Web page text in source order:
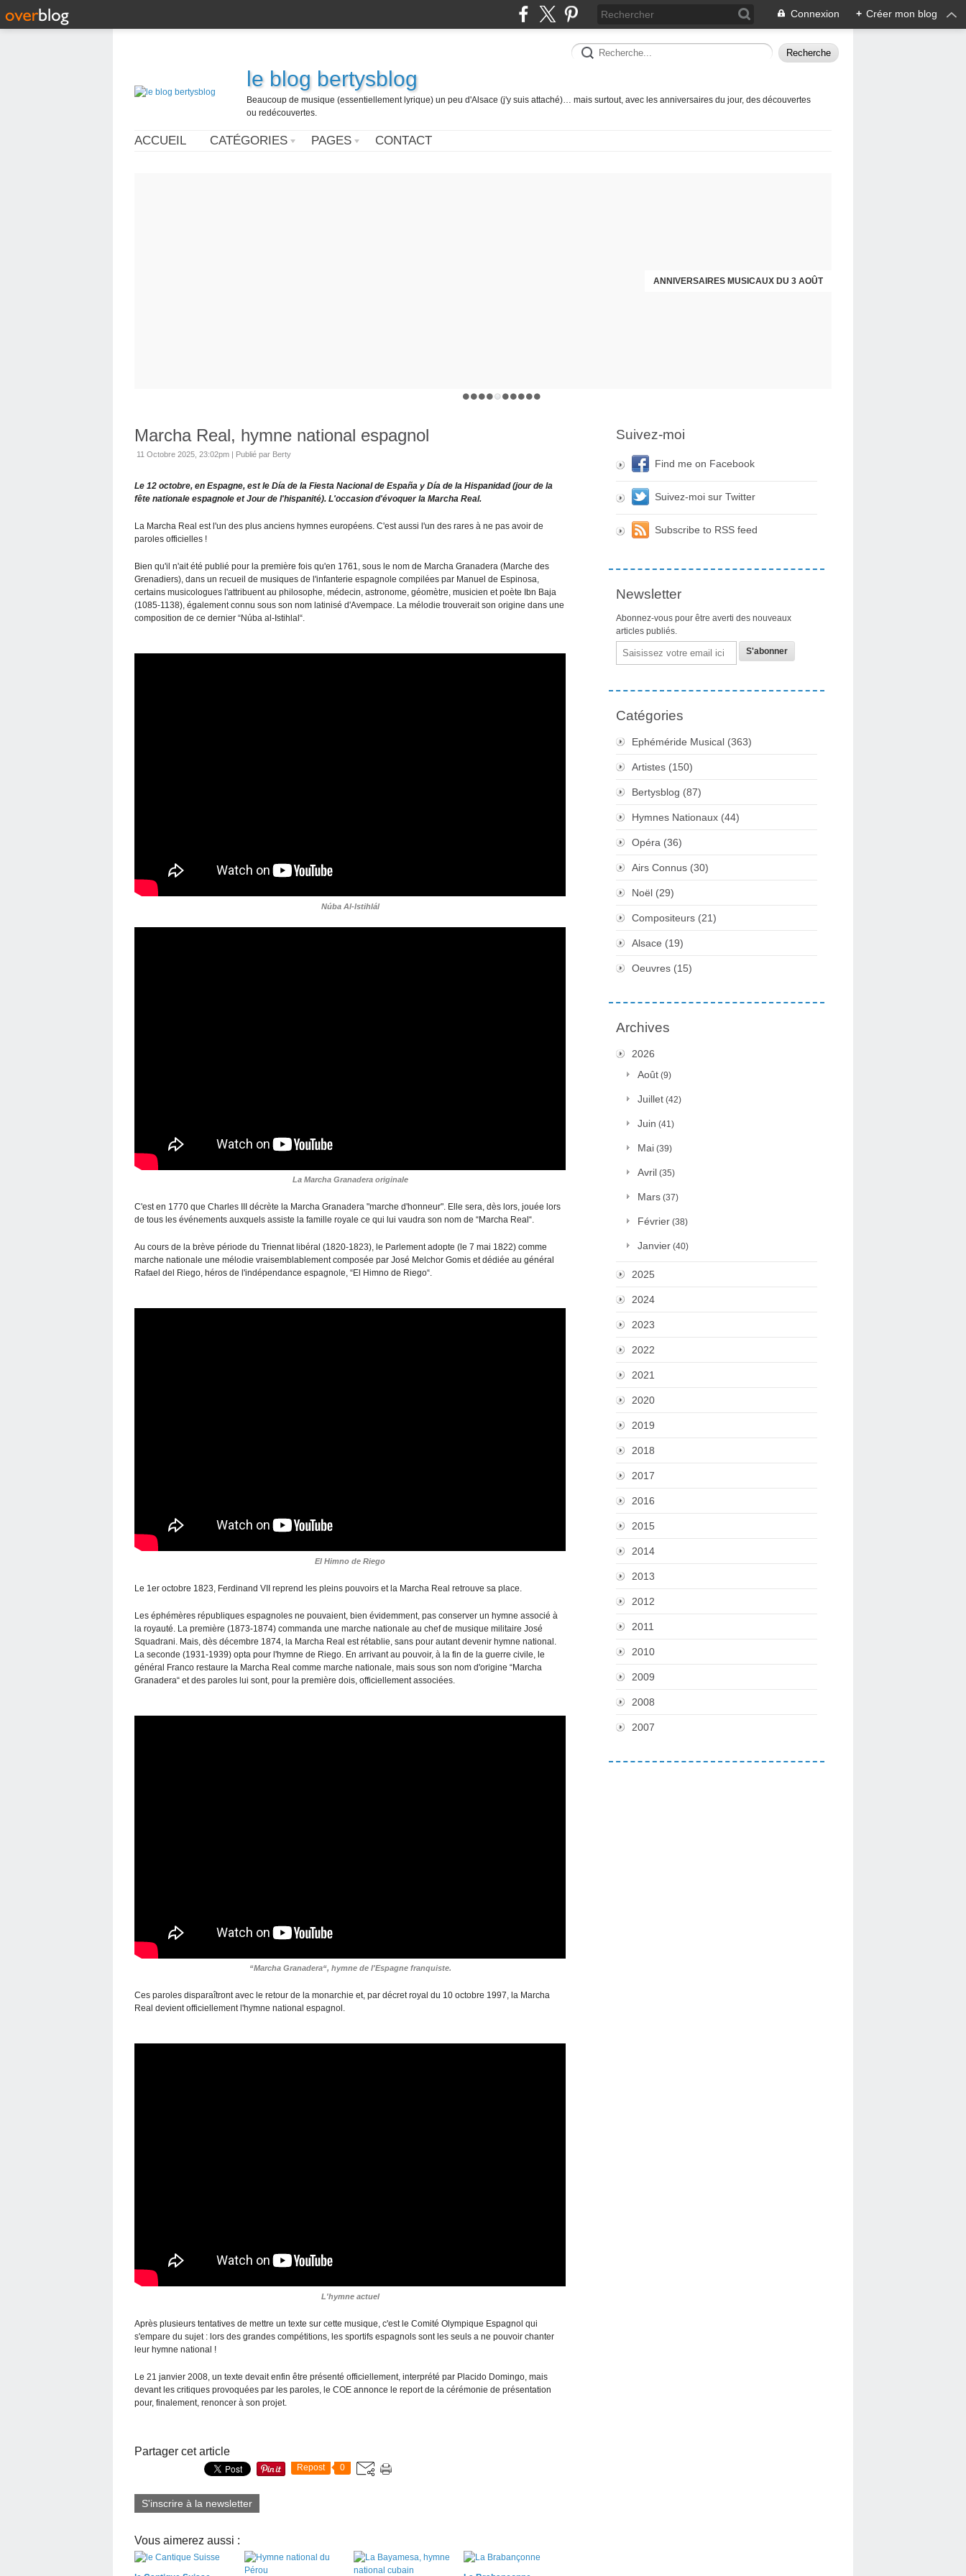
Connexion + Créer mon blog
le blog bertysblog
Beaucoup de musique (essentiellement lyrique) un peu d'Alsace (j'y suis attaché)… mais surtout, avec les anniversaires du jour, des découvertes
ou redécouvertes.
ACCUEIL CATÉGORIES PAGES CONTACT
ANNIVERSAIRES MUSICAUX DU 3 AOÛT
Marcha Real, hymne national espagnol
11 Octobre 2025, 23:02pm | Publié par Berty
Le 12 octobre, en Espagne, est le Día de la Fiesta Nacional de España y Día de la Hispanidad (jour de la
fête nationale espagnole et Jour de l'hispanité). L'occasion d'évoquer la Marcha Real.
La Marcha Real est l'un des plus anciens hymnes européens. C'est aussi l'un des rares à ne pas avoir de
paroles officielles !
Bien qu'il n'ait été publié pour la première fois qu'en 1761, sous le nom de Marcha Granadera (Marche des
Grenadiers), dans un recueil de musiques de l'infanterie espagnole compilées par Manuel de Espinosa,
certains musicologues l'attribuent au philosophe, médecin, astronome, géomètre, musicien et poète Ibn Baja
(1085-1138), également connu sous son nom latinisé d'Avempace. La mélodie trouverait son origine dans une
composition de ce dernier “Núba al-Istihlal“.
Núba Al-Istihlál
La Marcha Granadera originale
C'est en 1770 que Charles III décrète la Marcha Granadera "marche d'honneur". Elle sera, dès lors, jouée lors
de tous les événements auxquels assiste la famille royale ce qui lui vaudra son nom de “Marcha Real“.
Au cours de la brève période du Triennat libéral (1820-1823), le Parlement adopte (le 7 mai 1822) comme
marche nationale une mélodie vraisemblablement composée par José Melchor Gomis et dédiée au général
Rafael del Riego, héros de l'indépendance espagnole, “El Himno de Riego“.
El Himno de Riego
Le 1er octobre 1823, Ferdinand VII reprend les pleins pouvoirs et la Marcha Real retrouve sa place.
Les éphémères républiques espagnoles ne pouvaient, bien évidemment, pas conserver un hymne associé à
la royauté. La première (1873-1874) commanda une marche nationale au chef de musique militaire José
Squadrani. Mais, dès décembre 1874, la Marcha Real est rétablie, sans pour autant devenir hymne national.
La seconde (1931-1939) opta pour l'hymne de Riego. En arrivant au pouvoir, à la fin de la guerre civile, le
général Franco restaure la Marcha Real comme marche nationale, mais sous son nom d'origine “Marcha
Granadera“ et des paroles lui sont, pour la première dois, officiellement associées.
“Marcha Granadera“, hymne de l'Espagne franquiste.
Ces paroles disparaîtront avec le retour de la monarchie et, par décret royal du 10 octobre 1997, la Marcha
Real devient officiellement l'hymne national espagnol.
L'hymne actuel
Après plusieurs tentatives de mettre un texte sur cette musique, c'est le Comité Olympique Espagnol qui
s'empare du sujet : lors des grandes compétitions, les sportifs espagnols sont les seuls a ne pouvoir chanter
leur hymne national !
Le 21 janvier 2008, un texte devait enfin être présenté officiellement, interprété par Placido Domingo, mais
devant les critiques provoquées par les paroles, le COE annonce le report de la cérémonie de présentation
pour, finalement, renoncer à son projet.
Partager cet article
Repost 0
S'inscrire à la newsletter
Vous aimerez aussi :
Suivez-moi
Find me on Facebook
Suivez-moi sur Twitter
Subscribe to RSS feed
Newsletter
Abonnez-vous pour être averti des nouveaux
articles publiés.
Email
Catégories
Ephéméride Musical (363)
Artistes (150)
Bertysblog (87)
Hymnes Nationaux (44)
Opéra (36)
Airs Connus (30)
Noël (29)
Compositeurs (21)
Alsace (19)
Oeuvres (15)
Archives
2026
Août (9)
Juillet (42)
Juin (41)
Mai (39)
Avril (35)
Mars (37)
Février (38)
Janvier (40)
2025
2024
2023
2022
2021
2020
2019
2018
2017
2016
2015
2014
2013
2012
2011
2010
2009
2008
2007